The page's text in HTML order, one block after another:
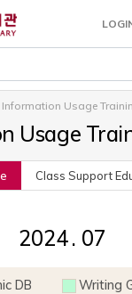
Information Usage
Usage
Class Support
.
DB Writing